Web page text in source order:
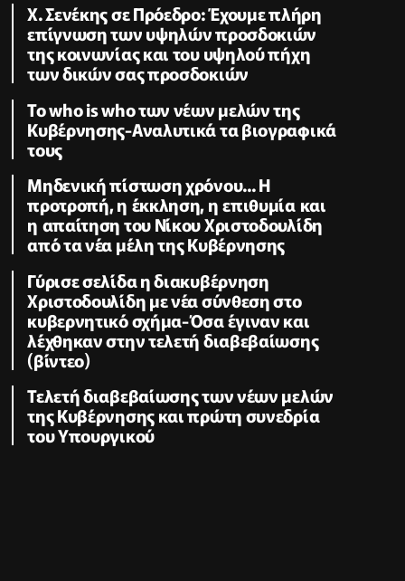
Χ. Σενέκης σε Πρόεδρο: Έχουμε πλήρη
επίγνωση των υψηλών προσδοκιών
της κοινωνίας και του υψηλού πήχη
των δικών σας προσδοκιών
Το who is who των νέων μελών της
Κυβέρνησης-Αναλυτικά τα βιογραφικά
τους
Μηδενική πίστωση χρόνου... Η
προτροπή, η έκκληση, η επιθυμία και
η απαίτηση του Νίκου Χριστοδουλίδη
από τα νέα μέλη της Κυβέρνησης
Γύρισε σελίδα η διακυβέρνηση
Χριστοδουλίδη με νέα σύνθεση στο
κυβερνητικό σχήμα-Όσα έγιναν και
λέχθηκαν στην τελετή διαβεβαίωσης
(βίντεο)
Τελετή διαβεβαίωσης των νέων μελών
της Κυβέρνησης και πρώτη συνεδρία
του Υπουργικού